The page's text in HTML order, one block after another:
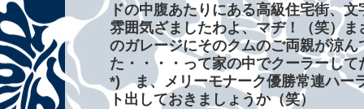
ドの中腹あたりにある高級住宅街、
雰囲気ざましたわよ、マヂ！（笑）
のガレージにそのクムのご両親が涼ん
た・・・・って家の中でクーラーし
*) ま、メリーモナーク優勝常連ハー
ト出しておきましょうか（笑）